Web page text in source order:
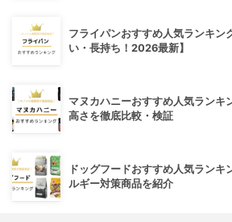
フライパンおすすめ人気ランキン
い・長持ち！2026最新】
マヌカハニーおすすめ人気ランキ
高さを徹底比較・検証
ドッグフードおすすめ人気ラン
ルギー対策商品を紹介